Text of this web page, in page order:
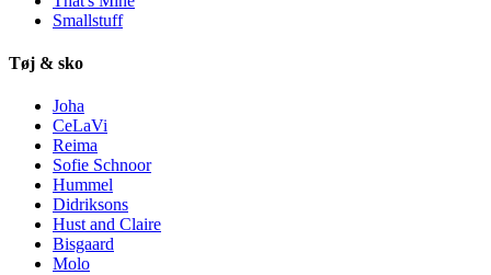
Smallstuff
Tøj & sko
Joha
CeLaVi
Reima
Sofie Schnoor
Hummel
Didriksons
Hust and Claire
Bisgaard
Molo